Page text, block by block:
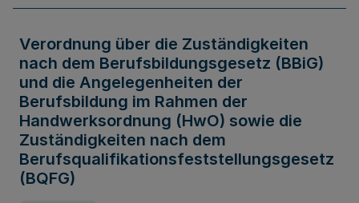
Verordnung über die Zuständigkeiten
nach dem Berufsbildungsgesetz (BBiG)
und die Angelegenheiten der
Berufsbildung im Rahmen der
Handwerksordnung (HwO) sowie die
Zuständigkeiten nach dem
Berufsqualifikationsfeststellungsgesetz
(BQFG)